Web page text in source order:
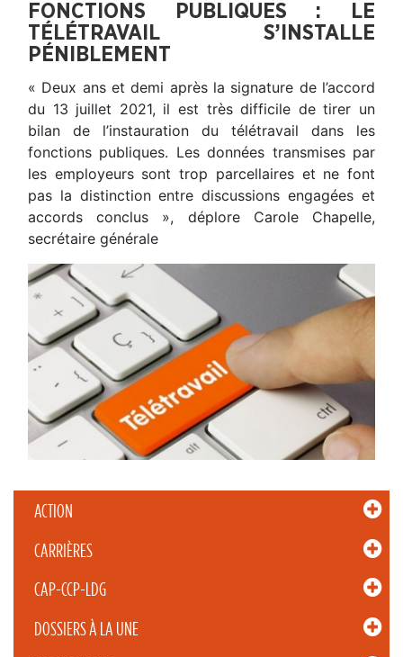
ACTION
CARRIÈRES
CAP-CCP-LDG
DOSSIERS À LA UNE
FONCTIONS PUBLIQUES : LE
TÉLÉTRAVAIL S’INSTALLE
PÉNIBLEMENT
« Deux ans et demi après la signature de l’accord
du 13 juillet 2021, il est très difficile de tirer un
bilan de l’instauration du télétravail dans les
fonctions publiques. Les données transmises par
les employeurs sont trop parcellaires et ne font
pas la distinction entre discussions engagées et
accords conclus », déplore Carole Chapelle,
secrétaire générale